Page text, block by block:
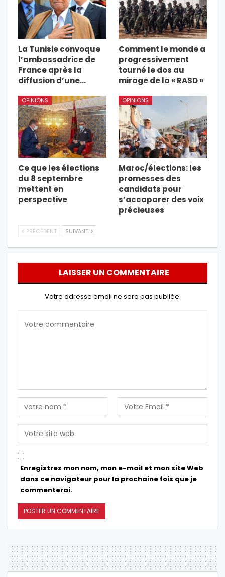
La Tunisie convoque
l’ambassadrice de
France après la
diffusion d’une…
Comment le monde a
progressivement
tourné le dos au
mirage de la « RASD »
OPINIONS
Ce que les élections
du 8 septembre
mettent en
perspective
OPINIONS
Maroc/élections: les
promesses des
candidats pour
s’accaparer des voix
précieuses
PRÉCÉDENT SUIVANT
LAISSER UN COMMENTAIRE
Votre adresse email ne sera pas publiée.
Enregistrez mon nom, mon e-mail et mon site Web
dans ce navigateur pour la prochaine fois que je
commenterai.